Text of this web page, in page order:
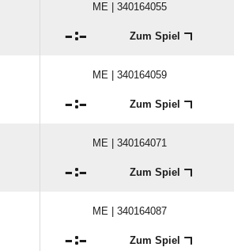
ME | 340164055
: Zum Spiel
ME | 340164059
: Zum Spiel
ME | 340164071
: Zum Spiel
ME | 340164087
: Zum Spiel